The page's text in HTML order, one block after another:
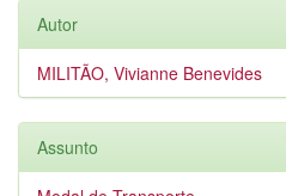
Autor
MILITÃO, Vivianne Benevides
Assunto